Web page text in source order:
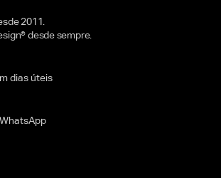
2011.
desde sempre.
dias úteis